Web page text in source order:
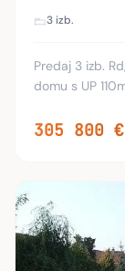
3 izb.
Predaj 3 izb.
domu s UP
opláštenie
305 800 €